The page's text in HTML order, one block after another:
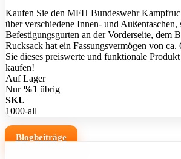
Kaufen Sie den MFH Bundeswehr
über verschiedene Innen- und
Befestigungsgurten an der Vorderseite,
Rucksack hat ein Fassungsvermögen von
Sie dieses preiswerte und funktionale
kaufen!
Auf Lager
Nur %1 übrig
SKU
1000-all
Blogbeiträge